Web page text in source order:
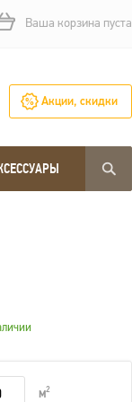
Ваша корзина пуста
Акции, скидки
м2